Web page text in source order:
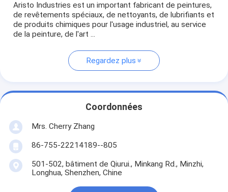
Aristo Industries est un important fabricant de peintures,
de revêtements spéciaux, de nettoyants, de lubrifiants et
de produits chimiques pour l'usage industriel, au service
de la peinture, de l'art ...
Regardez plus
Coordonnées
Mrs. Cherry Zhang
86-755-22214189--805
501-502, bâtiment de Qiurui., Minkang Rd., Minzhi,
Longhua, Shenzhen, Chine